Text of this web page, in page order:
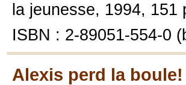
la jeunesse, 1994,
ISBN : 2-89051-554-0
Alexis perd la boule!